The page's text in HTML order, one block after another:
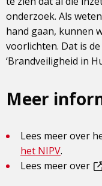
onderzoek. Als
hand gaan, kunnen
voorlichten. Dat is
‘Brandveiligheid in
Meer
Lees meer over
Dit
is
het NIPV.
Lees meer over